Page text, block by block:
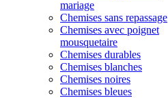
mariage
Chemises sans repassage
Chemises avec poignet
mousquetaire
Chemises durables
Chemises blanches
Chemises noires
Chemises bleues